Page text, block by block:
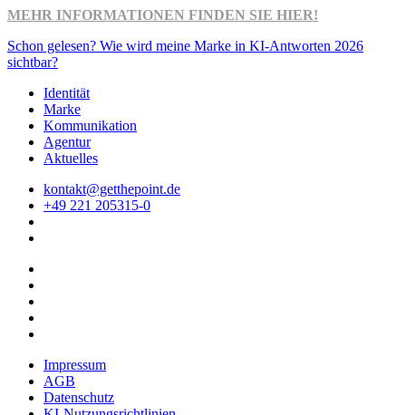
MEHR INFORMATIONEN FINDEN SIE HIER!
Schon gelesen? Wie wird meine Marke in KI-Antworten 2026
sichtbar?
Identität
Marke
Kommunikation
Agentur
Aktuelles
kontakt@getthepoint.de
+49 221 205315-0
Impressum
AGB
Datenschutz